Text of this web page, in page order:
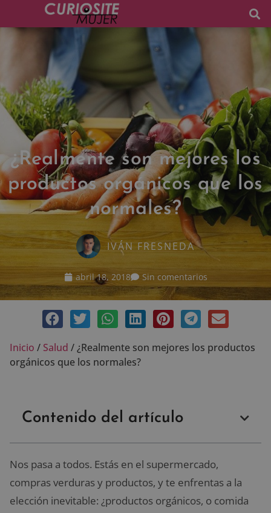
¿Realmente son mejores los
productos orgánicos que los
normales?
IVÁN FRESNEDA
abril 18, 2018 Sin comentarios
Inicio / Salud /¿Realmente son mejores los productos
orgánicos que los normales?
Contenido del artículo
Nos pasa a todos. Estás en el supermercado,
compras verduras y productos, y te enfrentas a la
elección inevitable: ¿productos orgánicos, o comida